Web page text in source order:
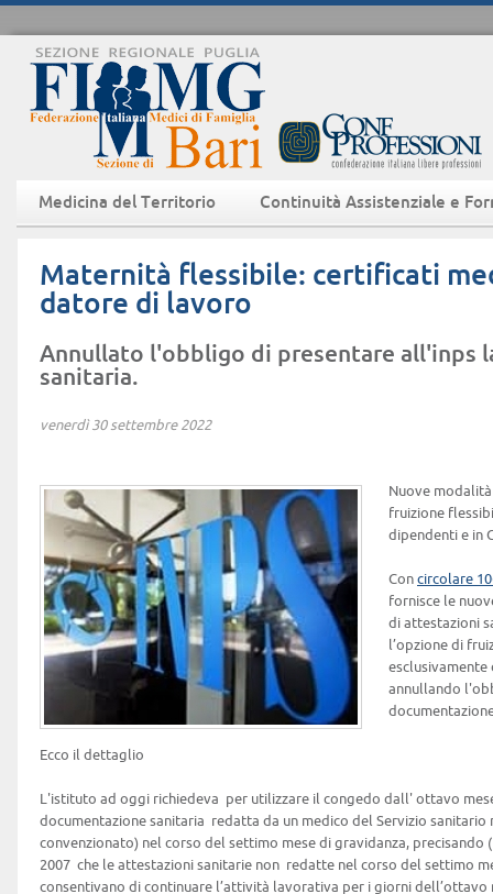
Medicina del Territorio Continuità Assistenziale e
Maternità flessibile: certificati
datore di lavoro
Annullato l'obbligo di presentare all'inps
sanitaria.
venerdì 30 settembre 2022
Nuove
fruizione
dipendenti e in
Con circolare
fornisce le
di attestazioni
l’opzione di
annullando
Ecco il dettaglio
L'istituto ad oggi richiedeva per utilizzare il congedo dall' ottavo
documentazione sanitaria redatta da un medico del Servizio sanitario
convenzionato) nel corso del settimo mese di gravidanza, precisando
2007 che le attestazioni sanitarie non redatte nel corso del settimo
consentivano di continuare l’attività lavorativa per i giorni dell’ottavo